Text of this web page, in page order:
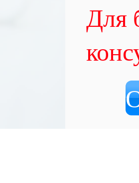
Для